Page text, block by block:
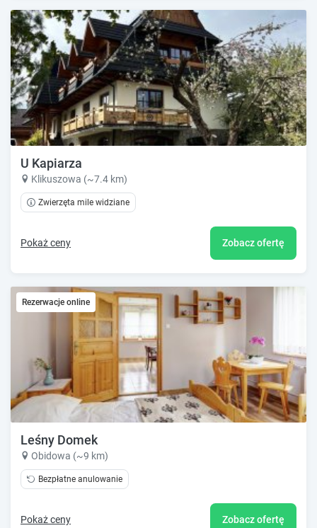
U Kapiarza
Klikuszowa (~7.4 km)
Zwierzęta mile widziane
Pokaż ceny Zobacz ofertę
Rezerwacje online
Leśny Domek
Obidowa (~9 km)
Bezpłatne anulowanie
Pokaż ceny Zobacz ofertę